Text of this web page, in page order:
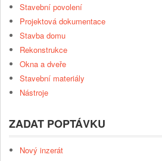
Stavební povolení
Projektová dokumentace
Stavba domu
Rekonstrukce
Okna a dveře
Stavební materiály
Nástroje
ZADAT POPTÁVKU
Nový inzerát